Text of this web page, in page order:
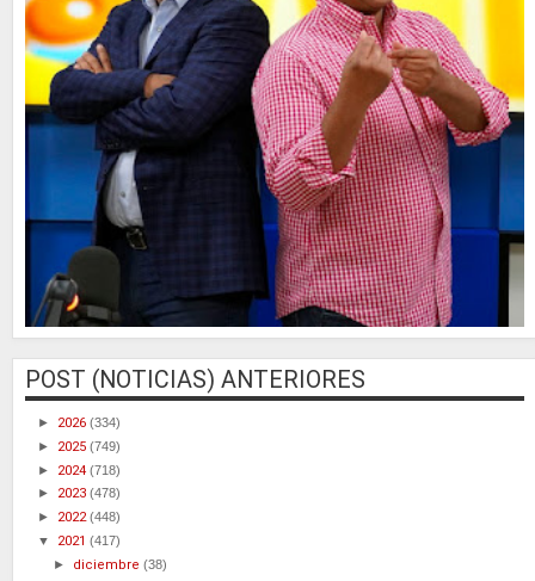
POST (NOTICIAS) ANTERIORES
► 2026 (334)
► 2025 (749)
► 2024 (718)
► 2023 (478)
► 2022(448)
▼ 2021 (417)
► diciembre(38)